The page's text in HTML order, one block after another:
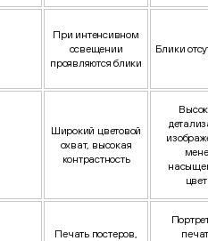
При интенсивном
освещении
проявляются блики
Блики
Широкий цветовой
охват, высокая
контрастность
Печать постеров,